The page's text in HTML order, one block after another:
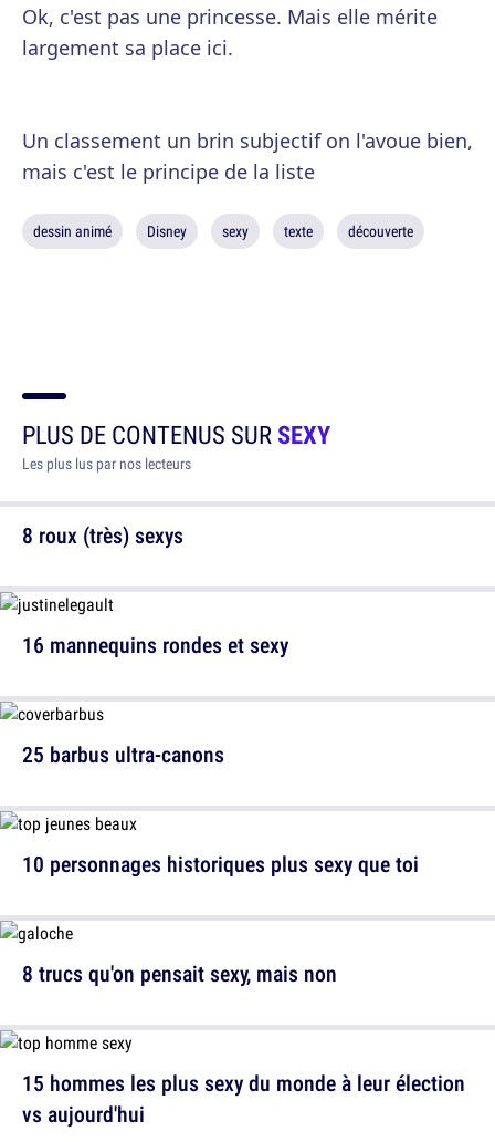
Ok, c'est pas une princesse. Mais elle mérite
largement sa place ici.
Un classement un brin subjectif on l'avoue bien,
mais c'est le principe de la liste
dessin animé Disney sexy texte découverte
PLUS DE CONTENUS SURSEXY
Les plus lus par nos lecteurs
8 roux (très) sexys
25 barbus ultra-canons
8 trucs qu'on pensait sexy, mais non
16 mannequins rondes et sexy
10 personnages historiques plus sexy que toi
15 hommes les plus sexy du monde à leur élection
vs aujourd'hui